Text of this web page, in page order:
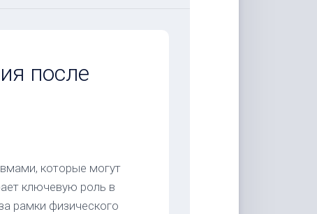
после
которые могут
ключевую роль в
рамки физического